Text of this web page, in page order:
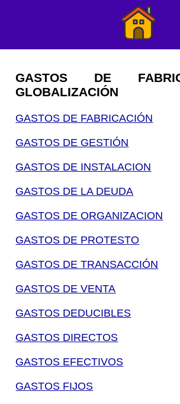
GASTOS DE
GLOBALIZACIÓN
GASTOS DE FABRICACIÓN
GASTOS DE GESTIÓN
GASTOS DE INSTALACION
GASTOS DE LA DEUDA
GASTOS DE ORGANIZACION
GASTOS DE PROTESTO
GASTOS DE TRANSACCIÓN
GASTOS DE VENTA
GASTOS DEDUCIBLES
GASTOS DIRECTOS
GASTOS EFECTIVOS
GASTOS FIJOS